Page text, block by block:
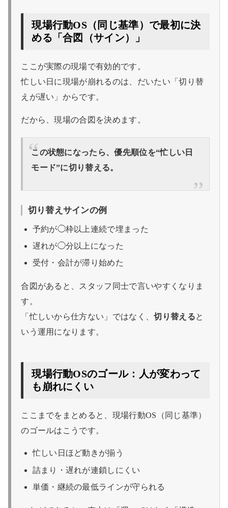
現場行動OS（同じ基準）で最初に決
める「合図（サイン）」
ここが実際の現場で有効的です。
忙しい日に現場が崩れるのは、だいたい「切り替
えが遅い」からです。
だから、現場の合図を決めます。
この状態になったら、優先順位を“忙しい日
モード”に切り替える。
切り替えサインの例
予約が◯枠以上連続で埋まった
遅れが◯分以上になった
受付・会計が滞り始めた
合図があると、スタッフ同士で言いやすくなりま
す。
「忙しいから仕方ない」ではなく、切り替えると
いう運用になります。
現場行動OSのゴール：人が変わって
も崩れにくい
ここまでをまとめると、現場行動OS（同じ基準）
のゴールはこうです。
忙しい日ほど動きが揃う
詰まり・遅れが連鎖しにくい
単価・継続の最低ラインが守られる